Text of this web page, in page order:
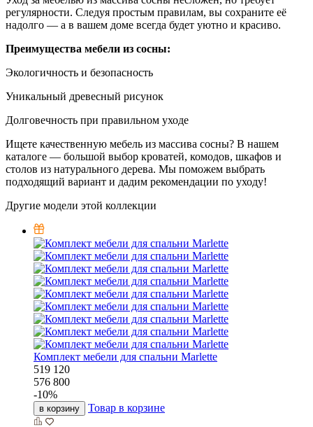
регулярности. Следуя простым правилам, вы сохраните её
надолго — а в вашем доме всегда будет уютно и красиво.
Преимущества мебели из сосны:
Экологичность и безопасность
Уникальный древесный рисунок
Долговечность при правильном уходе
Ищете качественную мебель из массива сосны? В нашем
каталоге — большой выбор кроватей, комодов, шкафов и
столов из натурального дерева. Мы поможем выбрать
подходящий вариант и дадим рекомендации по уходу!
Другие модели этой коллекции
Комплект мебели для спальни Marlette
519 120
576 800
-10%
в корзину Товар в корзине